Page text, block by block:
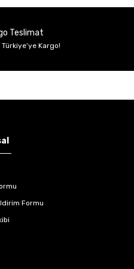
Teslimat
Türkiye’ye Kargo!
Formu